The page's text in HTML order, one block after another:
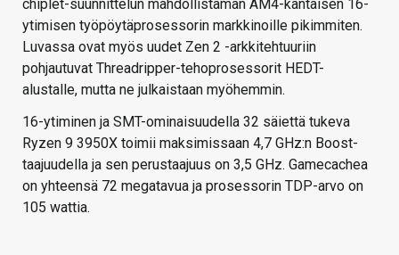
chiplet-suunnittelun mahdollistaman AM4-kantaisen 16-
ytimisen työpöytäprosessorin markkinoille pikimmiten.
Luvassa ovat myös uudet Zen 2 -arkkitehtuuriin
pohjautuvat Threadripper-tehoprosessorit HEDT-
alustalle, mutta ne julkaistaan myöhemmin.
16-ytiminen ja SMT-ominaisuudella 32 säiettä tukeva
Ryzen 9 3950X toimii maksimissaan 4,7 GHz:n Boost-
taajuudella ja sen perustaajuus on 3,5 GHz. Gamecachea
on yhteensä 72 megatavua ja prosessorin TDP-arvo on
105 wattia.